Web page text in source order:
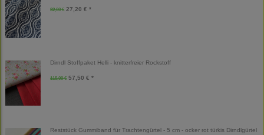
32,00 € 27,20 € *
Dirndl Stoffpaket Helli - knitterfreier Rockstoff
115,00 € 57,50 € *
Reststück Gummiband für Trachtengürtel - 5 cm - ocker rot türkis Dirndlgürtel